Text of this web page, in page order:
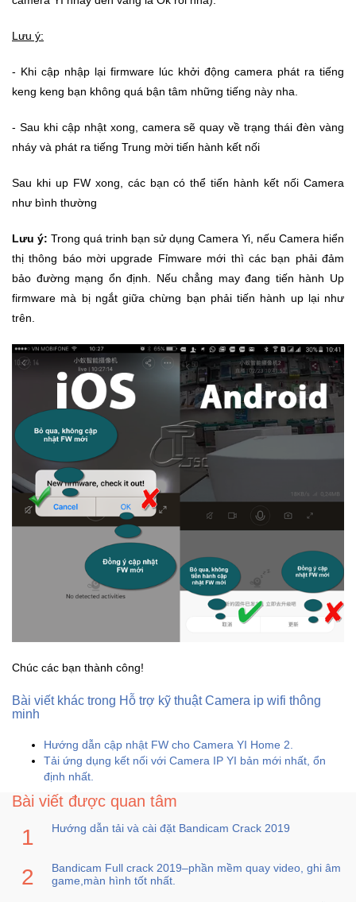
Lưu ý:
- Khi cập nhập lại firmware lúc khởi động camera phát ra tiếng
keng keng bạn không quá bận tâm những tiếng này nha.
- Sau khi cập nhật xong, camera sẽ quay về trạng thái đèn vàng
nháy và phát ra tiếng Trung mời tiến hành kết nối
Sau khi up FW xong, các bạn có thể tiến hành kết nối Camera
như bình thường
Lưu ý: Trong quá trinh bạn sử dụng Camera Yi, nếu Camera hiển
thị thông báo mời upgrade Fỉmware mới thì các bạn phải đảm
bảo đường mạng ổn định. Nếu chẳng may đang tiến hành Up
firmware mà bị ngắt giữa chừng bạn phải tiến hành up lại như
trên.
Chúc các bạn thành công!
Bài viết khác trong Hỗ trợ kỹ thuật Camera ip wifi thông
minh
Hướng dẫn cập nhật FW cho Camera YI Home 2.
Tải ứng dụng kết nối với Camera IP YI bản mới nhất, ổn
định nhất.
Bài viết được quan tâm
Hướng dẫn tải và cài đặt Bandicam Crack 2019
Bandicam Full crack 2019–phần mềm quay video, ghi âm
game,màn hình tốt nhất.